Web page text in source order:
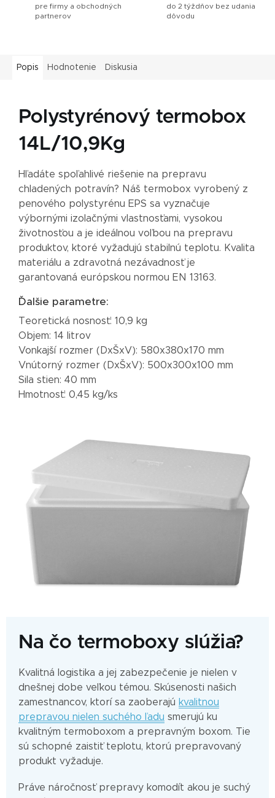
pre firmy a obchodných
partnerov
do 2 týždňov bez udania
dôvodu
Popis Hodnotenie Diskusia
Polystyrénový termobox
14L/10,9Kg
Hľadáte spoľahlivé riešenie na prepravu
chladených potravín? Náš termobox vyrobený z
penového polystyrénu EPS sa vyznačuje
výbornými izolačnými vlastnosťami, vysokou
životnosťou a je ideálnou voľbou na prepravu
produktov, ktoré vyžadujú stabilnú teplotu. Kvalita
materiálu a zdravotná nezávadnosť je
garantovaná európskou normou EN 13163.
Ďalšie parametre:
Teoretická nosnosť: 10,9 kg
Objem: 14 litrov
Vonkajší rozmer (DxŠxV): 580x380x170 mm
Vnútorný rozmer (DxŠxV): 500x300x100 mm
Sila stien: 40 mm
Hmotnosť: 0,45 kg/ks
Na čo termoboxy slúžia?
Kvalitná logistika a jej zabezpečenie je nielen v
dnešnej dobe veľkou témou. Skúsenosti našich
zamestnancov, ktorí sa zaoberajú kvalitnou
prepravou nielen suchého ľadu smerujú ku
kvalitným termoboxom a prepravným boxom. Tie
sú schopné zaistiť teplotu, ktorú prepravovaný
produkt vyžaduje.
Práve náročnosť prepravy komodít akou je suchý